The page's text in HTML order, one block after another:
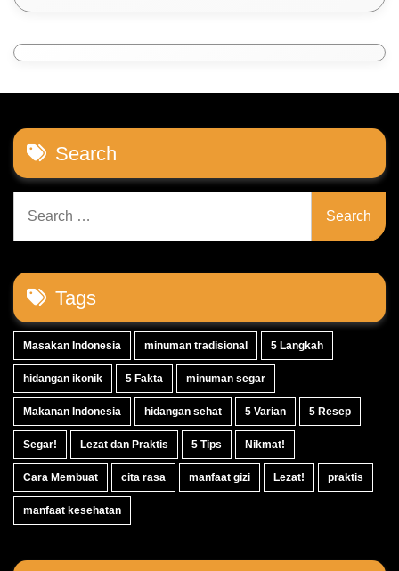
Search
for:
Tags
Masakan Indonesia minuman tradisional 5 Langkah
hidangan ikonik 5 Fakta minuman segar
Makanan Indonesia hidangan sehat 5 Varian 5 Resep
Segar! Lezat dan Praktis 5 Tips Nikmat!
Cara Membuat cita rasa manfaat gizi Lezat! praktis
manfaat kesehatan